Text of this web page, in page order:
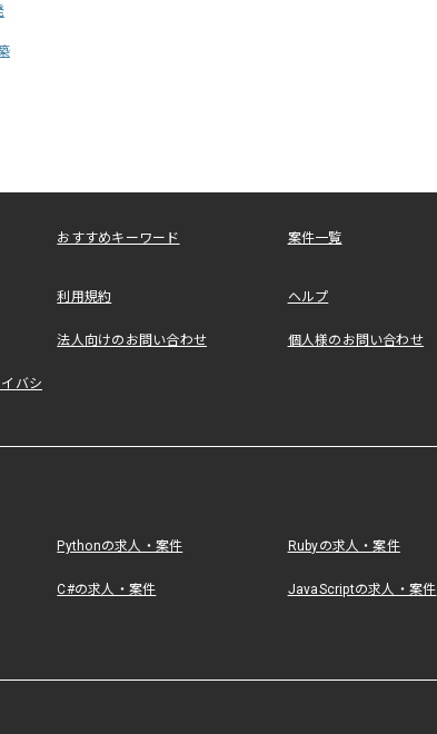
おすすめキーワード 案件一覧
利用規約 ヘルプ
法人向けのお問い合わせ 個人様のお問い合わせ
バシ
Pythonの求人・案件 Rubyの求人・案件
C#の求人・案件 JavaScriptの求人・案件